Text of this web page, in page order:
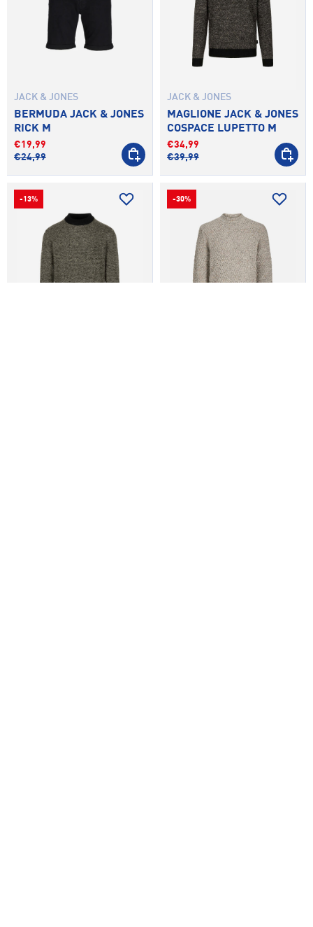
JACK & JONES
BERMUDA JACK & JONES
RICK M
€19,99
€24,99
SCEGLI OPZIONI
JACK & JONES
MAGLIONE JACK & JONES
COSPACE LUPETTO M
€34,99
€39,99
-13% -30%